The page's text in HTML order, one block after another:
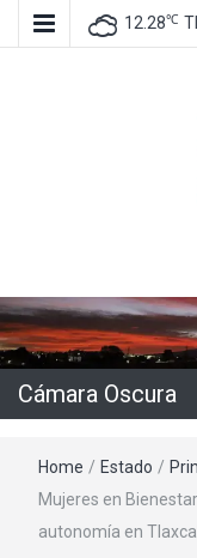
12.28℃
Cámara Oscura
Home / Estado /
Mujeres en
autonomía en